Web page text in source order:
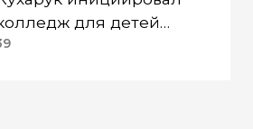
для детей